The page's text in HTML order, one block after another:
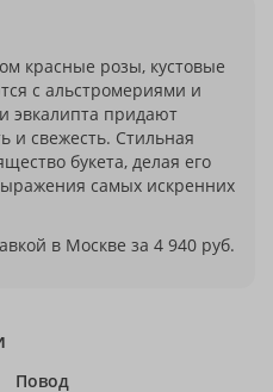
красные розы, кустовые
с альстромериями и
эвкалипта придают
и свежесть. Стильная
букета, делая его
самых искренних
в Москве за 4 940 руб.
Повод